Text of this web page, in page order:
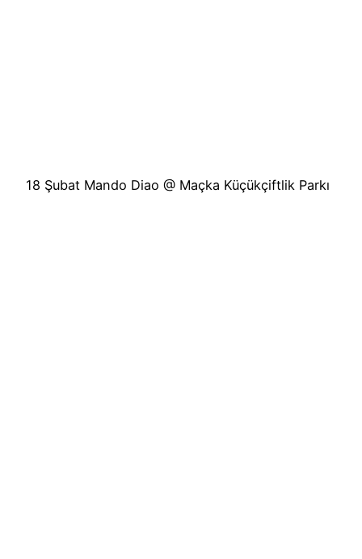
18 Şubat Mando Diao @ Maçka Küçükçiftlik Parkı